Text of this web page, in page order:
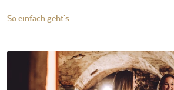
So einfach geht's: